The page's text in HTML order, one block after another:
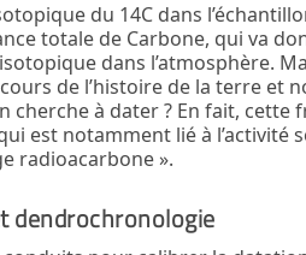
du 14C dans
totale de Carbone, qui va
dans l’atmosphère.
de l’histoire de la terre
cherche à dater ? En fait,
est notamment lié à l’activité
radioacarbone ».
dendrochronologie